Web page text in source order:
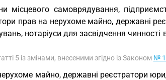
місцевого самоврядування,
прав на нерухоме майно, державні
нотаріуси для засвідчення
5 із змінами, внесеними згідно із Законом №
майно, державні реєстратори